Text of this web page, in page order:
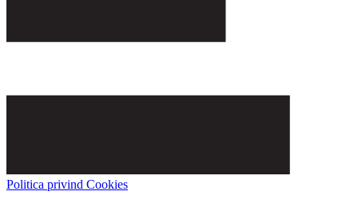
Politica privind Cookies